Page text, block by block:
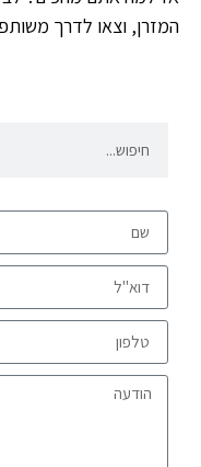
המזרן, וצאו לדרך